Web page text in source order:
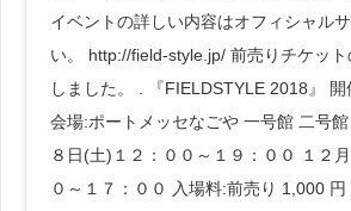
イベントの詳しい内容はオフィシャル
い。 http://field-style.jp/ 前売りチケット
しました。 . 『FIELDSTYLE 2018』
会場:ポートメッセなごや 一号館 二号
８日(土)１２：００～１９：００ １２
０～１７：００ 入場料:前売り 1,000